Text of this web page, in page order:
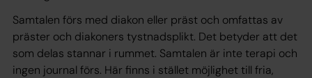
Samtalen förs med diakon eller präst och omfattas av
präster och diakoners tystnadsplikt. Det betyder att det
som delas stannar i rummet. Samtalen är inte terapi och
ingen journal förs. Här finns i stället möjlighet till fria,